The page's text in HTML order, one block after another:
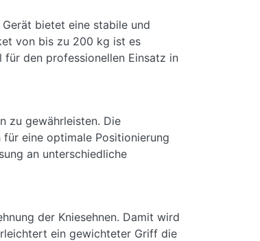
bietet eine stabile und
von bis zu 200 kg ist es
den professionellen Einsatz in
zu gewährleisten. Die
eine optimale Positionierung
an unterschiedliche
der Kniesehnen. Damit wird
ein gewichteter Griff die